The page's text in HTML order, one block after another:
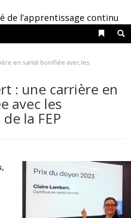
de l’apprentissage continu
Liens
en santé bonifiée avec les
: une carrière en
avec les
la FEP